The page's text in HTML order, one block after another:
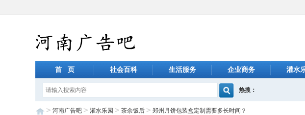
首 页 社会百科 生活服务 企业商务 灌水
热搜：
> 河南广告吧 > 灌水乐园 > 茶余饭后 > 郑州月饼包装盒定制需要多长时间？